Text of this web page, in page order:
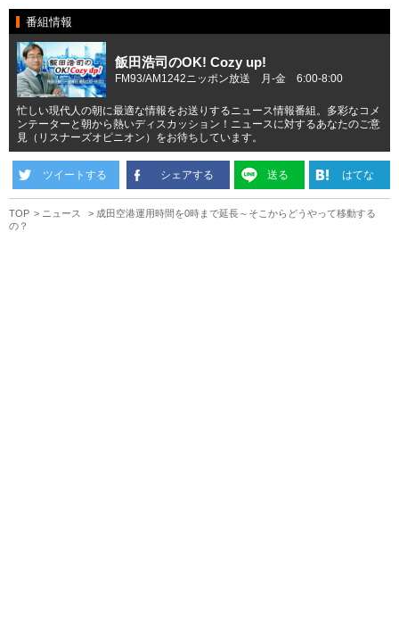
番組情報
飯田浩司のOK! Cozy up!
FM93/AM1242ニッポン放送 月-金 6:00-8:00
忙しい現代人の朝に最適な情報をお送りするニュース情報番組。多彩なコメ
ンテーターと朝から熱いディスカッション！ニュースに対するあなたのご意
見（リスナーズオピニオン）をお待ちしています。
ツイートする シェアする 送る はてな
TOP ニュース
成田空港運用時間を0時まで延長～そこからどうやって移動する
の？